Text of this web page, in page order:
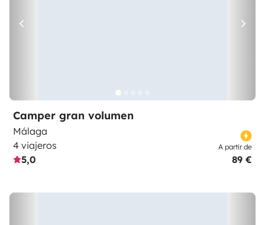
Camper gran volumen
Málaga
4 viajeros
5,0
A partir de
89 €